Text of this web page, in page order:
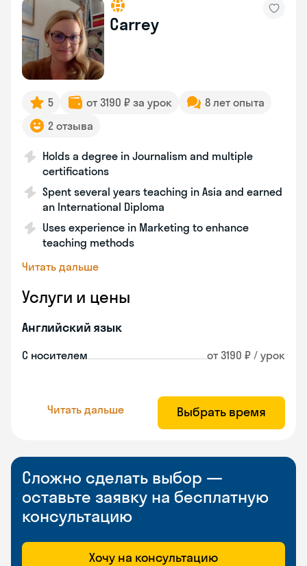
Carrey
5 от 3190 ₽ за урок
8 лет опыта
2 отзыва
Holds a degree in Journalism and multiple
certifications
Spent several years teaching in Asia and earned
an International Diploma
Uses experience in Marketing to enhance
teaching methods
Читать дальше
Услуги и цены
Английский язык
С носителем от 3190 ₽ / урок
Читать дальше Выбрать время
Сложно сделать выбор —
оставьте заявку на бесплатную
консультацию
Хочу на консультацию